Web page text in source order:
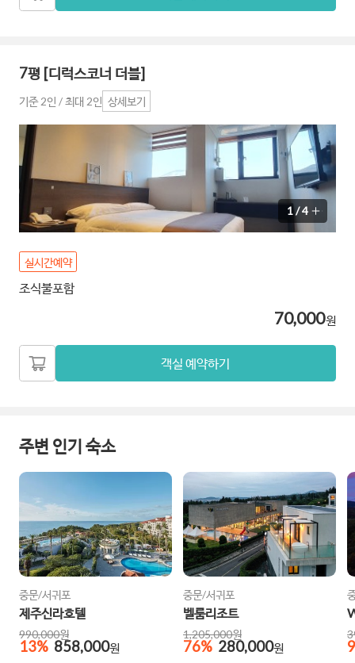
7평 [디럭스코너 더블]
기준 2인 / 최대 2인 상세보기
1/4
실시간예약
조식불포함
70,000원
객실 예약하기
주변 인기 숙소
중문/서귀포
제주신라호텔
990,000원
13% 858,000원
중문/서귀포
벨룸리조트
1,205,000원
76% 280,000원 9